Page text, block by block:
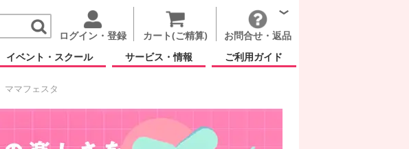
ログイン・登録 カート(ご精算)
お問合せ・返品
イベント・スクール サービス・情報 ご利用ガイド
ママフェスタ